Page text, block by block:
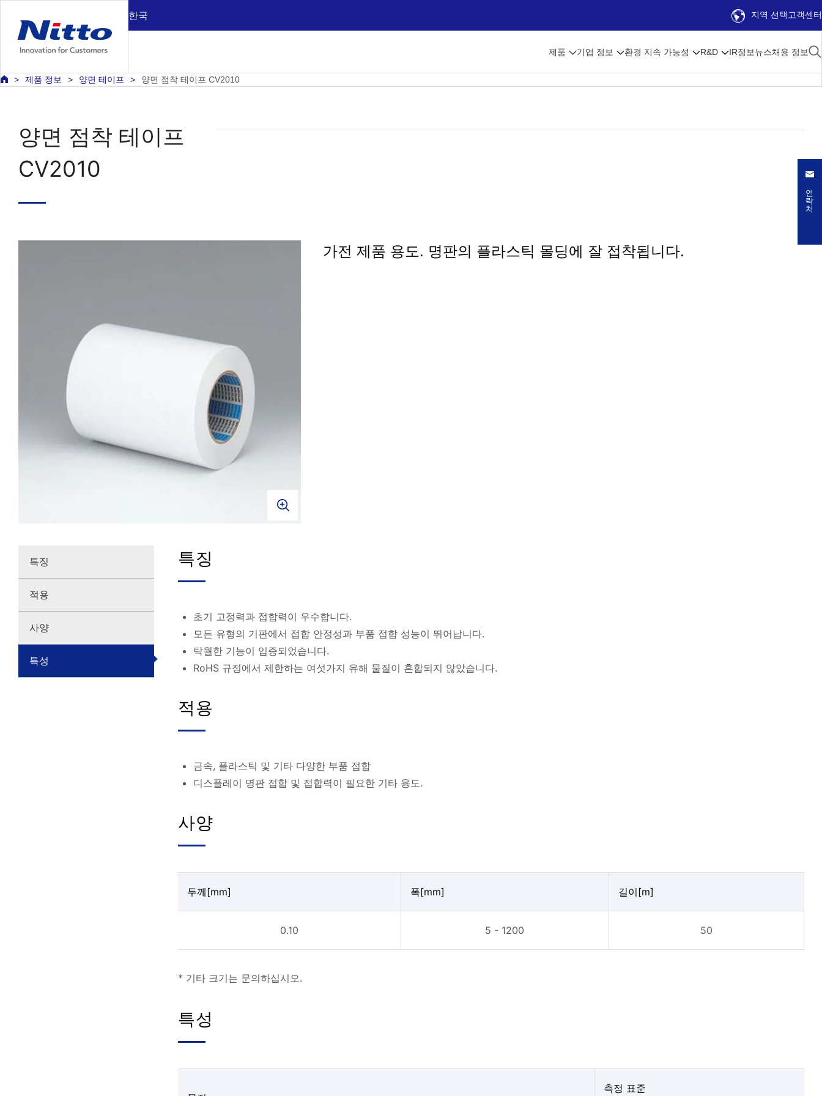
한국 지역 선택고객센터
제품 기업 정보 환경 지속 가능성 R&D IR정보뉴스채용 정보
제품 정보 양면 테이프 양면 점착 테이프 CV2010
양면 점착 테이프
CV2010
가전 제품 용도. 명판의 플라스틱 몰딩에 잘 접착됩니다.
특징
적용
사양
특성
특징
초기 고정력과 접합력이 우수합니다.
모든 유형의 기판에서 접합 안정성과 부품 접합 성능이 뛰어납니다.
탁월한 기능이 입증되었습니다.
RoHS 규정에서 제한하는 여섯가지 유해 물질이 혼합되지 않았습니다.
적용
금속, 플라스틱 및 기타 다양한 부품 접합
디스플레이 명판 접합 및 접합력이 필요한 기타 용도.
사양
두께[mm] 폭[mm] 길이[m]
0.10 5 - 1200 50
* 기타 크기는 문의하십시오.
특성
측정 표준
연락처